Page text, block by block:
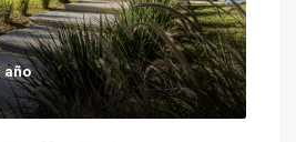
año